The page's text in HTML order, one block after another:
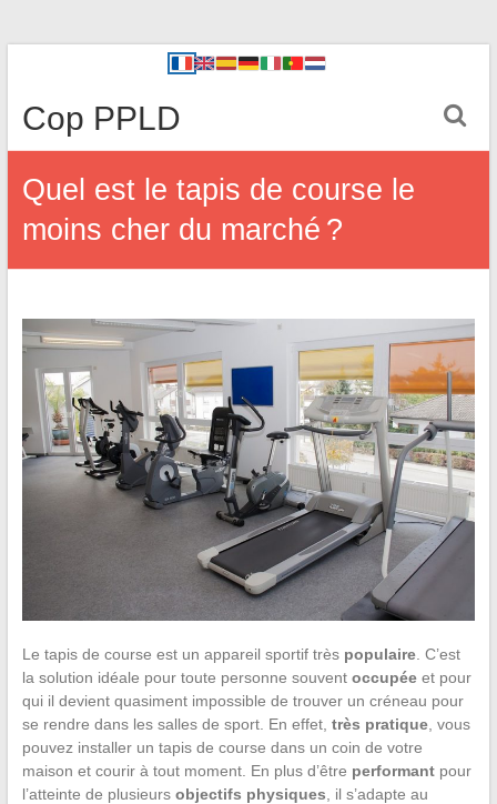
Cop PPLD
Quel est le tapis de course le
moins cher du marché ?
Le tapis de course est un appareil sportif très populaire. C’est
la solution idéale pour toute personne souvent occupéeet pour
qui il devient quasiment impossible de trouver un créneau pour
se rendre dans les salles de sport. En effet, très pratique, vous
pouvez installer un tapis de course dans un coin de votre
maison et courir à tout moment. En plus d’être performantpour
l’atteinte de plusieurs objectifs physiques, il s’adapte au